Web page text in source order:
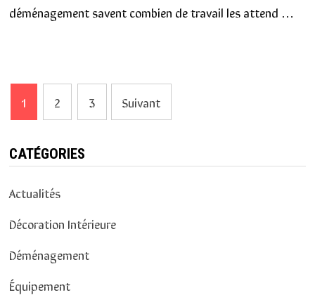
déménagement savent combien de travail les attend …
Navigation
des
articles
1 2 3 Suivant
CATÉGORIES
Actualités
Décoration Intérieure
Déménagement
Équipement